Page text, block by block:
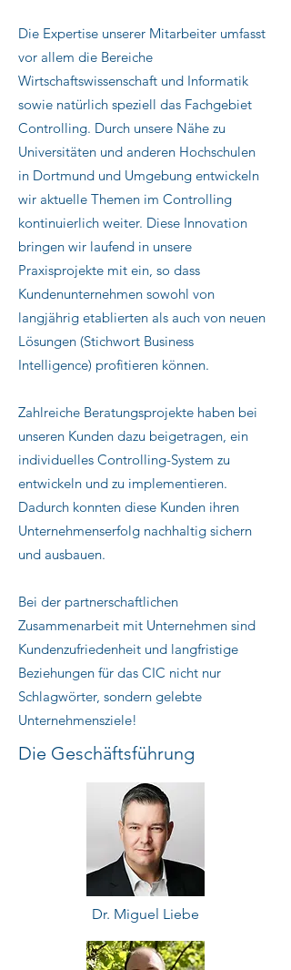
Die Expertise unserer Mitarbeiter umfasst
vor allem die Bereiche
Wirtschaftswissenschaft und Informatik
sowie natürlich speziell das Fachgebiet
Controlling. Durch unsere Nähe zu
Universitäten und anderen Hochschulen
in Dortmund und Umgebung entwickeln
wir aktuelle Themen im Controlling
kontinuierlich weiter. Diese Innovation
bringen wir laufend in unsere
Praxisprojekte mit ein, so dass
Kundenunternehmen sowohl von
langjährig etablierten als auch von neuen
Lösungen (Stichwort Business
Intelligence) profitieren können.
Zahlreiche Beratungsprojekte haben bei
unseren Kunden dazu beigetragen, ein
individuelles Controlling-System zu
entwickeln und zu implementieren.
Dadurch konnten diese Kunden ihren
Unternehmenserfolg nachhaltig sichern
und ausbauen.
Bei der partnerschaftlichen
Zusammenarbeit mit Unternehmen sind
Kundenzufriedenheit und langfristige
Beziehungen für das CIC nicht nur
Schlagwörter, sondern gelebte
Unternehmensziele!
Die Geschäftsführung
Dr. Miguel Liebe